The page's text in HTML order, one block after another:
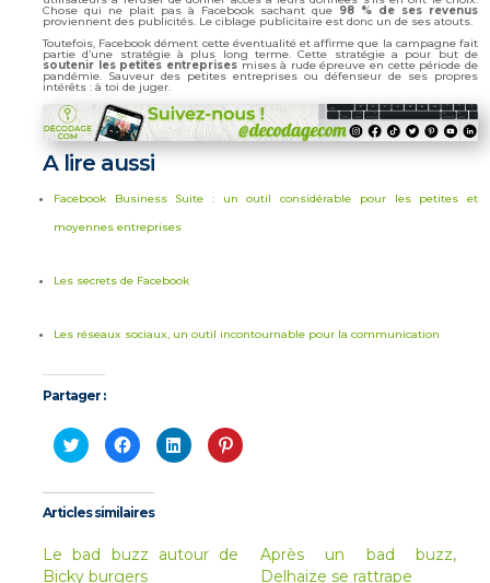
Chose qui ne plait pas à Facebook sachant que 98 % de ses revenus
proviennent des publicités. Le ciblage publicitaire est donc un de ses atouts.
Toutefois, Facebook dément cette éventualité et affirme que la campagne fait
partie d’une stratégie à plus long terme. Cette stratégie a pour but de
soutenir les petites entreprisesmises à rude épreuve en cette période de
pandémie. Sauveur des petites entreprises ou défenseur de ses propres
intérêts : à toi de juger.
A lire aussi
Facebook Business Suite : un outil considérable pour les petites et
moyennes entreprises
Les secrets de Facebook
Les réseaux sociaux, un outil incontournable pour la communication
Partager :
Cliquez
pour
partager
Twitter(ouvre
dans
une
fenêtre)
Cliquez
pour
partager
Facebook(ouvre
dans
une
fenêtre)
Cliquez
pour
partager
fenêtre)
Cliquez
pour
fenêtre)
Articles similaires
Le bad buzz autour de
Bicky burgers
Après un bad buzz,
Delhaize se rattrape